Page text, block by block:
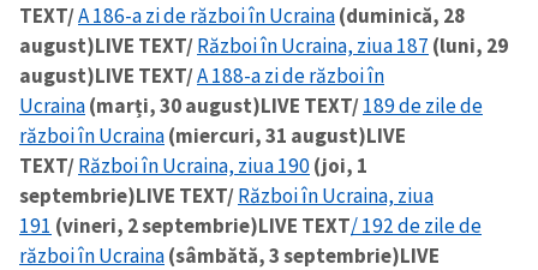
TEXT/A 186-a zi de război în Ucraina(duminică, 28
august)LIVE TEXT/Război în Ucraina, ziua 187 (luni, 29
august)LIVE TEXT/A 188-a zi de război în
Ucraina(marți, 30 august)LIVE TEXT/189 de zile de
război în Ucraina(miercuri, 31 august)LIVE
TEXT/Război în Ucraina, ziua 190(joi, 1
septembrie)LIVE TEXT/Război în Ucraina, ziua
191 (vineri, 2 septembrie)LIVE TEXT/ 192 de zile de
război în Ucraina(sâmbătă, 3 septembrie)LIVE